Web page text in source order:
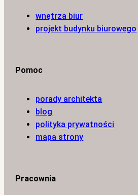
wnętrza biur
projekt budynku biurowego
Pomoc
porady architekta
blog
polityka prywatności
mapa strony
Pracownia